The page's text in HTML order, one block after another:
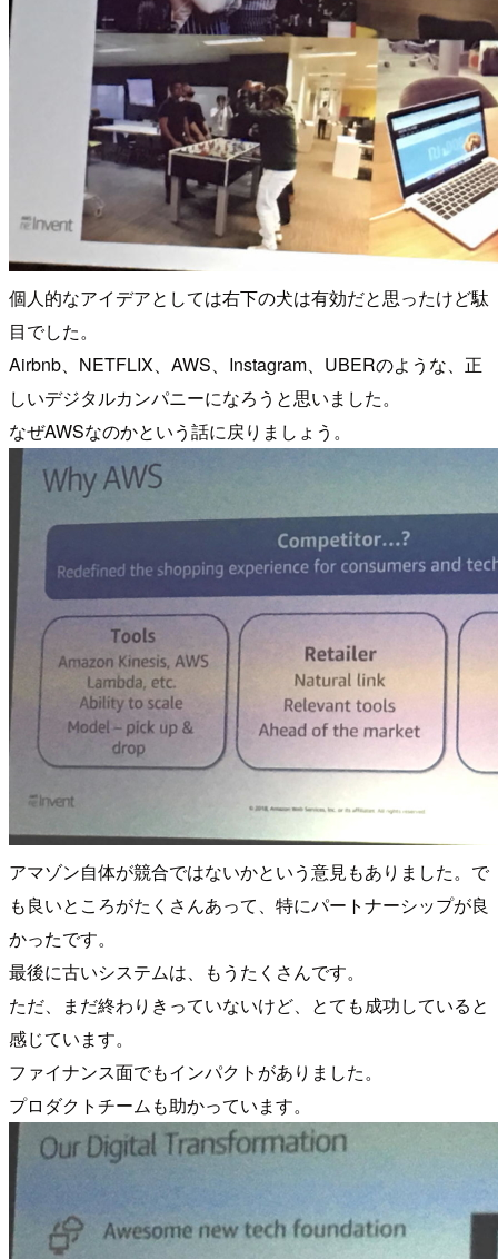
個人的なアイデアとしては右下の犬は有効だと思ったけど駄
目でした。
Airbnb、NETFLIX、AWS、Instagram、UBERのような、正
しいデジタルカンパニーになろうと思いました。
なぜAWSなのかという話に戻りましょう。
アマゾン自体が競合ではないかという意見もありました。で
も良いところがたくさんあって、特にパートナーシップが良
かったです。
最後に古いシステムは、もうたくさんです。
ただ、まだ終わりきっていないけど、とても成功していると
感じています。
ファイナンス面でもインパクトがありました。
プロダクトチームも助かっています。